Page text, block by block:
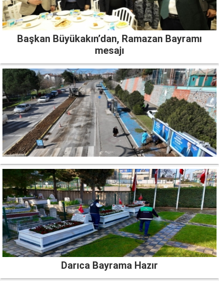
Başkan Büyükakın’dan, Ramazan Bayramı
mesajı
Darıca Bayrama Hazır